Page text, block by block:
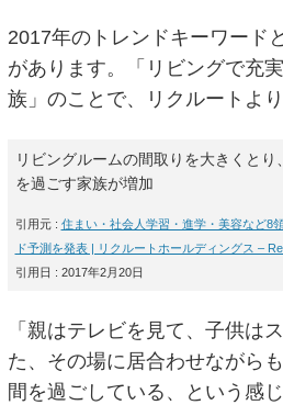
2017年のトレンドキーワード
があります。「リビングで充
族」のことで、リクルートよ
リビングルームの間取りを大きくと
を過ごす家族が増加
引用元 : 住まい・社会人学習・進学・美容など
ド予測を発表 | リクルートホールディングス –
引用日 : 2017年2月20日
「親はテレビを見て、子供は
た、その場に居合わせながら
間を過ごしている、という感じ